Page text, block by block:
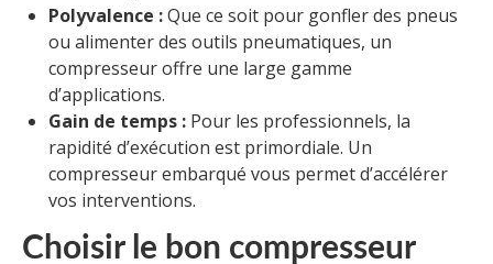
Polyvalence :Que ce soit pour gonfler des pneus
ou alimenter des outils pneumatiques, un
compresseur offre une large gamme
d’applications.
Gain de temps : Pour les professionnels, la
rapidité d’exécution est primordiale. Un
compresseur embarqué vous permet d’accélérer
vos interventions.
Choisir le bon compresseur